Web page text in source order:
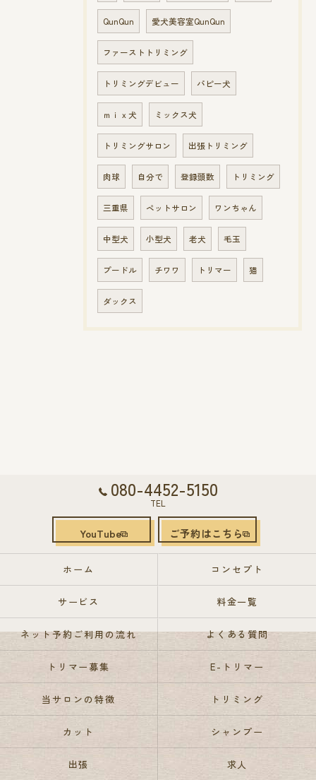
QunQun 愛犬美容室QunQun
ファーストトリミング
トリミングデビュー パピー犬
ｍｉｘ犬 ミックス犬
トリミングサロン 出張トリミング
肉球 自分で 登録頭数 トリミング
三重県 ペットサロン ワンちゃん
中型犬 小型犬 老犬 毛玉
プードル チワワ トリマー 猫
ダックス
080-4452-5150
TEL
YouTube ご予約はこちら
ホーム コンセプト
サービス 料金一覧
ネット予約ご利用の流れ よくある質問
トリマー募集 E-トリマー
当サロンの特徴 トリミング
カット シャンプー
出張 求人